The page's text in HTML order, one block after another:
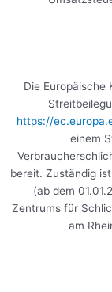
Die Europäische
https://
einem
bereit. Zuständig
(ab dem
Zentrums für
am